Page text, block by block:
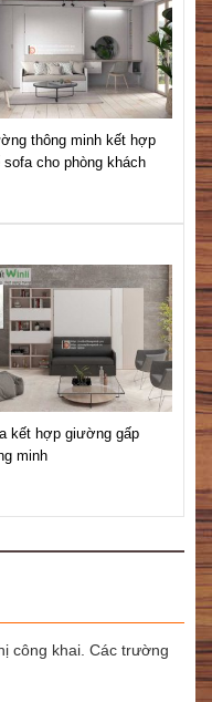
thông minh kết hợp
sofa cho phòng khách
kết hợp giường gấp
minh
công khai. Các trường